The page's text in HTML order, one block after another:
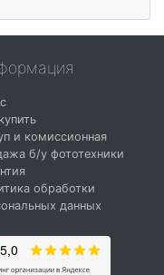
и комиссионная
б/у фототехники
обработки
данных